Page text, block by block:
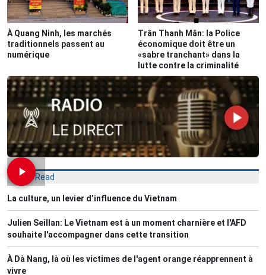
À Quang Ninh, les marchés
traditionnels passent au
numérique
Trân Thanh Mân: la Police
économique doit être un
«sabre tranchant» dans la
lutte contre la criminalité
Most Read
La culture, un levier d’influence du Vietnam
Julien Seillan: Le Vietnam est à un moment charnière et l'AFD
souhaite l'accompagner dans cette transition
À Dà Nang, là où les victimes de l'agent orange réapprennent à
vivre